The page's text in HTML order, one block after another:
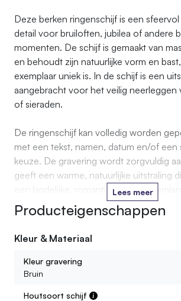
Deze berken ringenschijf is een
detail voor bruiloften, jubilea of andere
momenten. De schijf is gemaakt van
en behoudt zijn natuurlijke vorm en
exemplaar uniek is. In de schijf is een
aangebracht voor het veilig neerleggen
of sieraden.
De ringenschijf kan volledig worden
met een tekst, namen, datum en/of een
keuze. De gravering wordt zorgvuldig
geeft een warme, natuurlijke uitstraling
een landelijke, romantische of bohemian
Dankzij het natuurlijke karakter van het
maakt elke ringenschijf juist extra
Lees meer
Producteigenschappen
Kleur & Materiaal
Kleur gravering
Bruin
Houtsoort schijf